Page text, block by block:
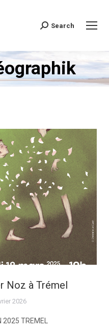
Recherche
Search
ici :
Noz à Trémel
2026
2025 TREMEL